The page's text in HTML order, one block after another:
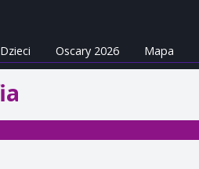
Oscary 2026 Mapa